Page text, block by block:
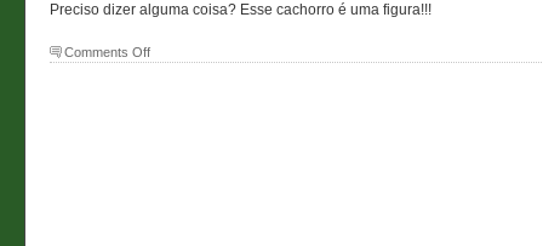
Preciso dizer alguma coisa? Esse cachorro é uma figura!!!
Comments Offon